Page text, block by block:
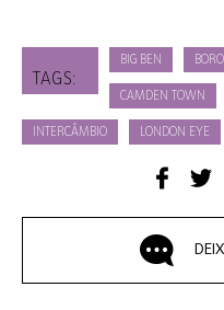
TAGS:
BIG BEN
CAMDEN TOWN
INTERCÂMBIO LONDON EYE